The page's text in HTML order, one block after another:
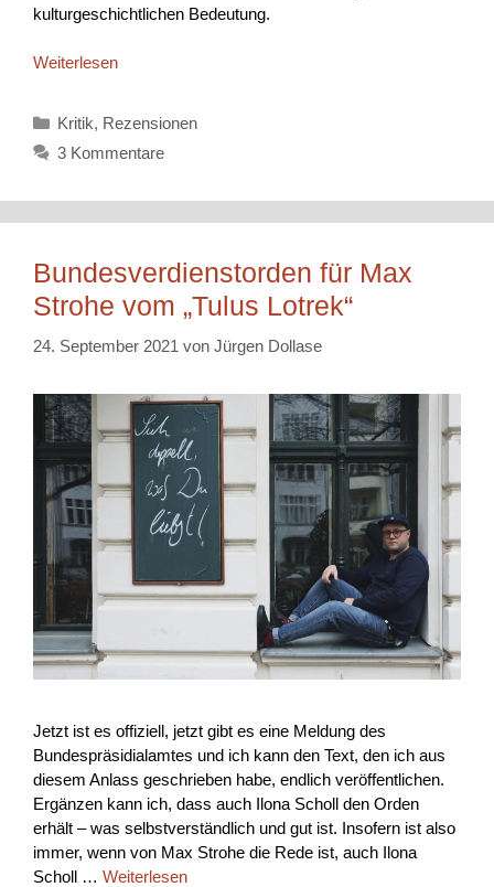
kulturgeschichtlichen Bedeutung.
Weiterlesen
Kategorien
Kritik, Rezensionen
3 Kommentare
Bundesverdienstorden für Max
Strohe vom „Tulus Lotrek“
24. September 2021 von Jürgen Dollase
Jetzt ist es offiziell, jetzt gibt es eine Meldung des
Bundespräsidialamtes und ich kann den Text, den ich aus
diesem Anlass geschrieben habe, endlich veröffentlichen.
Ergänzen kann ich, dass auch Ilona Scholl den Orden
erhält – was selbstverständlich und gut ist. Insofern ist also
immer, wenn von Max Strohe die Rede ist, auch Ilona
Scholl … Weiterlesen